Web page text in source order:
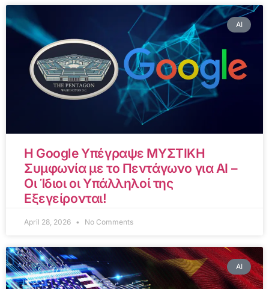
AI
Η Google Υπέγραψε ΜΥΣΤΙΚΗ
Συμφωνία με το Πεντάγωνο για AI –
Οι Ίδιοι οι Υπάλληλοί της
Εξεγείρονται!
April 28, 2026 No Comments
AI